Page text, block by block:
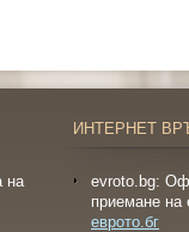
на
ИНТЕРНЕТ
evroto.bg:
приемане на
еврото.бг